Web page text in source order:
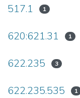
517.1 1
620:621.31 1
622.235 3
622.235.535 1